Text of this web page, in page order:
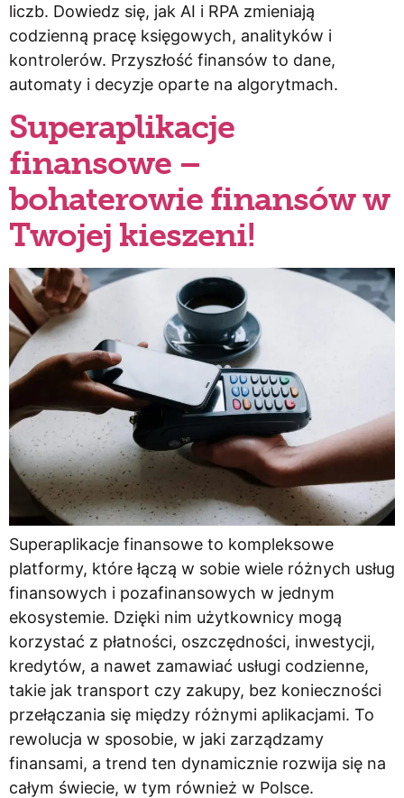
liczb. Dowiedz się, jak AI i RPA zmieniają
codzienną pracę księgowych, analityków i
kontrolerów. Przyszłość finansów to dane,
automaty i decyzje oparte na algorytmach.
Superaplikacje
finansowe –
bohaterowie finansów w
Twojej kieszeni!
Superaplikacje finansowe to kompleksowe
platformy, które łączą w sobie wiele różnych usług
finansowych i pozafinansowych w jednym
ekosystemie. Dzięki nim użytkownicy mogą
korzystać z płatności, oszczędności, inwestycji,
kredytów, a nawet zamawiać usługi codzienne,
takie jak transport czy zakupy, bez konieczności
przełączania się między różnymi aplikacjami. To
rewolucja w sposobie, w jaki zarządzamy
finansami, a trend ten dynamicznie rozwija się na
całym świecie, w tym również w Polsce.